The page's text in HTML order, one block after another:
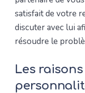
satisfait de votre
discuter avec lui
résoudre le
Les